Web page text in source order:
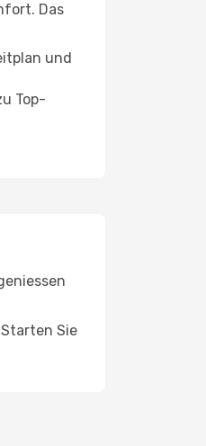
Das
und
Top-
Sie